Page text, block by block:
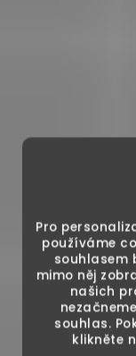
Pro
používáme
souhlasem
mimo něj
našich
souhlas.
klikněte